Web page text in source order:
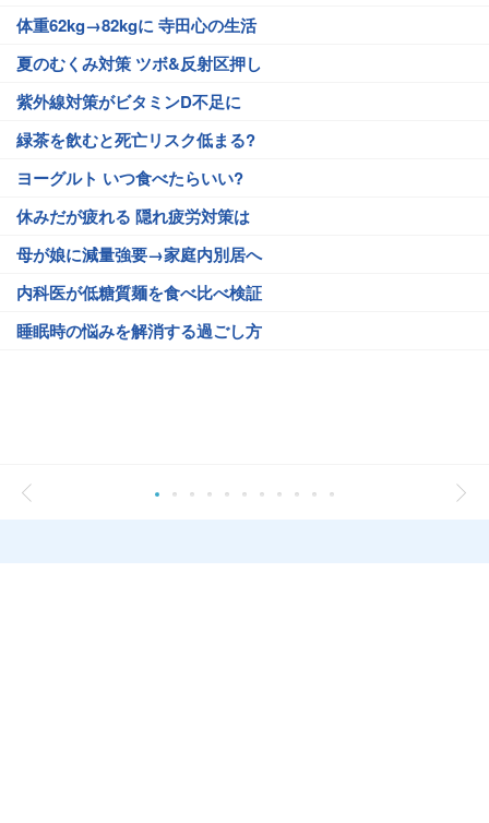
体重62kg→82kgに 寺田心の生活
夏のむくみ対策 ツボ&反射区押し
紫外線対策がビタミンD不足に
緑茶を飲むと死亡リスク低まる?
ヨーグルト いつ食べたらいい?
休みだが疲れる 隠れ疲労対策は
母が娘に減量強要→家庭内別居へ
内科医が低糖質麺を食べ比べ検証
睡眠時の悩みを解消する過ごし方